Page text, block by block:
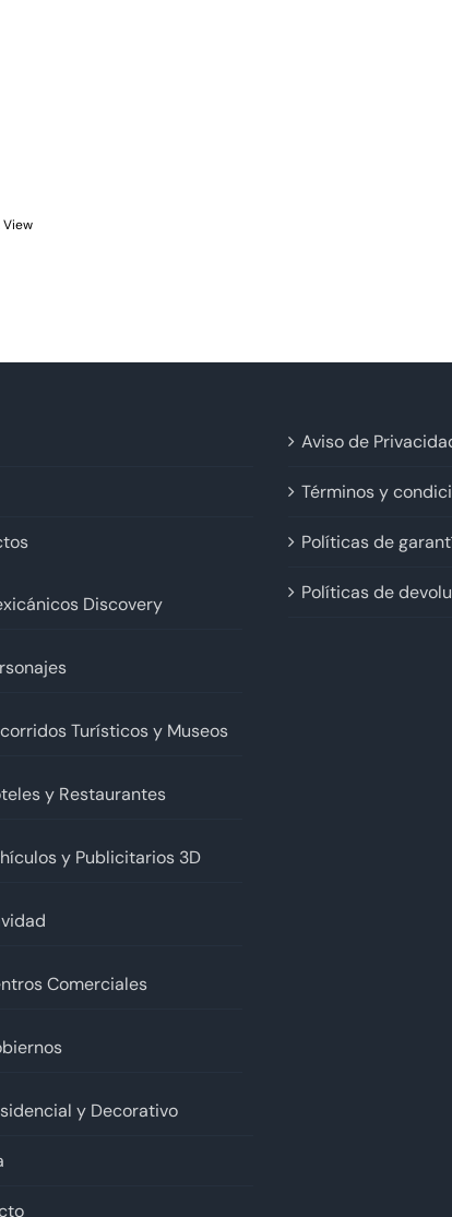
View
Discovery
Turísticos y Museos
y Restaurantes
y Publicitarios 3D
Comerciales
y Decorativo
Aviso de
Términos y
Políticas de
Políticas de